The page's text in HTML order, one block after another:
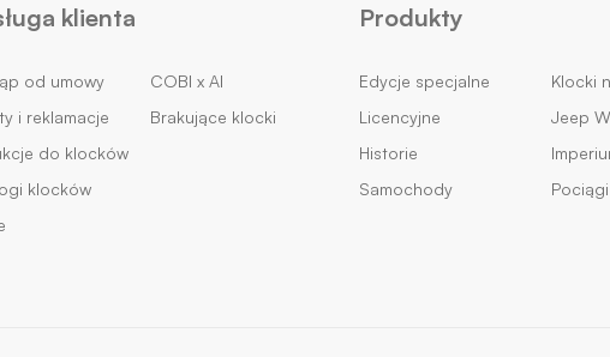
klienta
od umowy
i reklamacje
do klocków
klocków
COBI x AI
Brakujące klocki
Produkty
Edycje specjalne
Licencyjne
Historie
Samochody
Klocki
Jeep
Pociągi